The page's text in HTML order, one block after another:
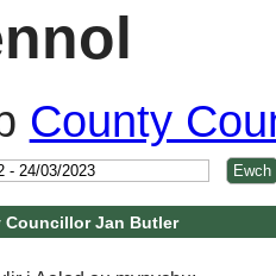
County
Councillor Jan Butler